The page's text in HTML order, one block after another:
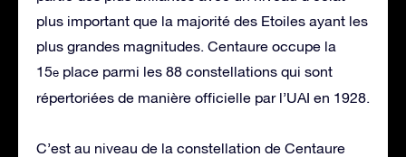
plus important que la majorité des Etoiles ayant les
plus grandes magnitudes. Centaure occupe la
15e place parmi les 88 constellations qui sont
répertoriées de manière officielle par l’UAI en 1928.
C’est au niveau de la constellation de Centaure